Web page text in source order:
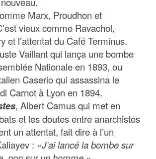
Marx, Proudhon et
vieux comme Ravachol,
et l’attentat du Café Terminus.
Vaillant qui lança une bombe
Nationale en 1893, ou
Caserio qui assassina le
Carnot à Lyon en 1894.
, Albert Camus qui met en
et les doutes entre anarchistes
un attentat, fait dire à l’un
: «J’ai lancé la bombe sur